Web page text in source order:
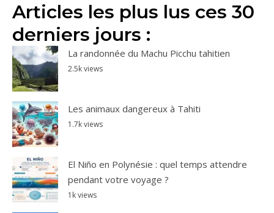
Articles les plus lus ces 30
derniers jours :
La randonnée du Machu Picchu tahitien
2.5k views
Les animaux dangereux à Tahiti
1.7k views
El Niño en Polynésie : quel temps attendre
pendant votre voyage ?
1k views